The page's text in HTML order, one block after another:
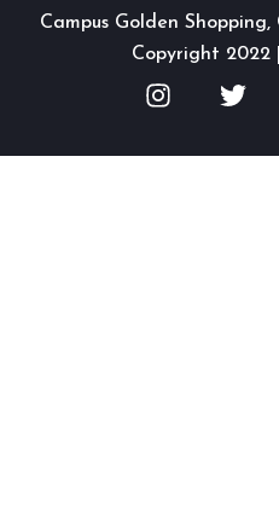
Campus Golden
Copyright 2022 |